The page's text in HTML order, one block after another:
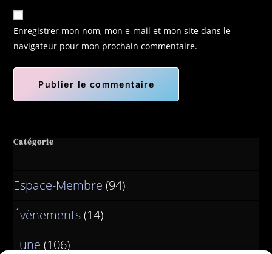
Enregistrer mon nom, mon e-mail et mon site dans le
navigateur pour mon prochain commentaire.
Catégorie
Espace-Membre (94)
Évènements (14)
Lune (106)